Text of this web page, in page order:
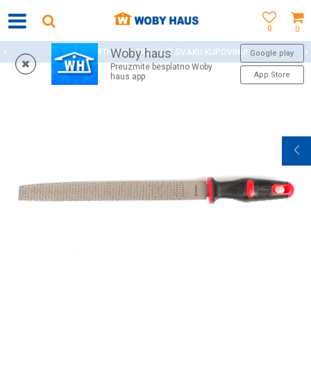
0
0
Woby haus
Preuzmite besplatno Woby
haus app
Google play
App Store
WOBY KARTICA NAGRAĐUJE SVAKU KUPOVINU!